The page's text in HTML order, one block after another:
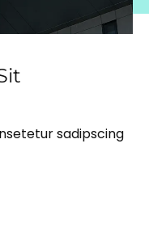
sadipscing